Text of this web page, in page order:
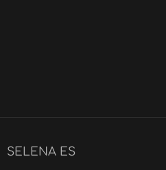
SELENA ES